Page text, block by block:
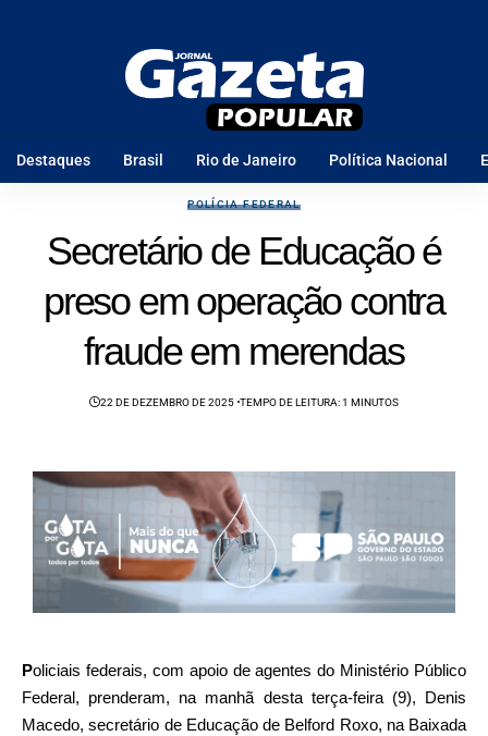
Destaques Brasil Rio de Janeiro Política Nacional
POLÍCIA FEDERAL
Secretário de Educação é
preso em operação contra
fraude em merendas
22 DE DEZEMBRO DE 2025 TEMPO DE LEITURA: 1 MINUTOS
Policiais federais, com apoio de agentes do Ministério Público
Federal, prenderam, na manhã desta terça-feira (9), Denis
Macedo, secretário de Educação de Belford Roxo, na Baixada